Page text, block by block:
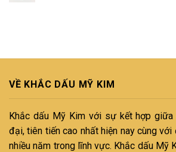
VỀ KHẮC DẤU MỸ KIM
Khắc dấu Mỹ Kim với sự kết hợp giữa
đại, tiên tiến cao nhất hiện nay cùng
nhiều năm trong lĩnh vực. Khắc dấu Mỹ